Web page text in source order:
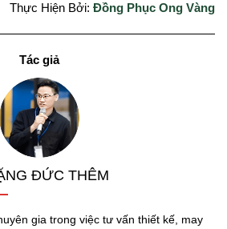
Thực Hiện Bởi: Đồng Phục Ong Vàng
ĐỨC THÊM
gia trong việc tư vấn thiết kế, may